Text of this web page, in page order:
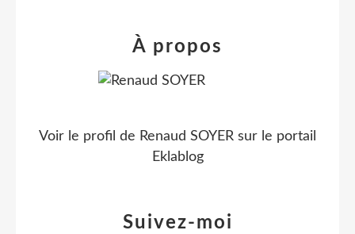
Suivez-moi
À propos
Voir le profil de Renaud SOYER sur le portail
Eklablog